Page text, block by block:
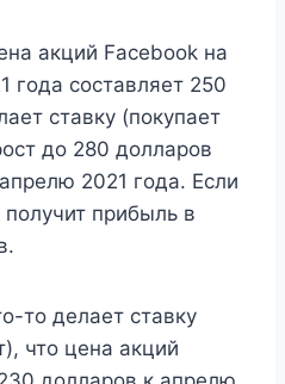
акций Facebook на
года составляет 250
ставку (покупает
до 280 долларов
2021 года. Если
получит прибыль в
то делает ставку
что цена акций